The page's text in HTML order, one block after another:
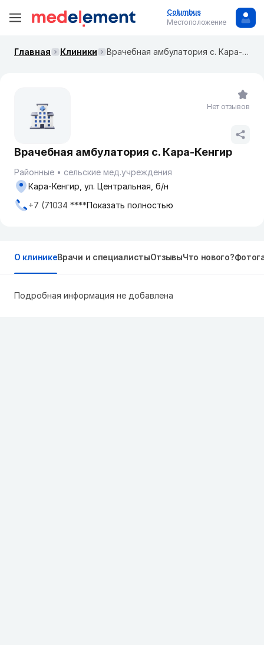
Columbus
Местоположение
Главная Клиники Врачебная амбулатория с. Кара-Кенгир
Врачебная амбулатория с. Кара-Кенгир
Районные
сельские мед.учреждения
Кара-Кенгир, ул. Центральная, б/н
+7 (71034 ****Показать полностью
Нет отзывов
О клиникеВрачи и специалистыОтзывыЧто нового?
Подробная информация не добавлена